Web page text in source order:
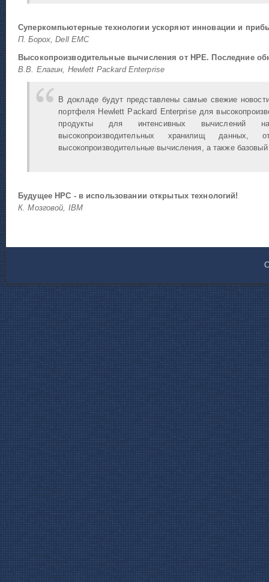
Суперкомпьютерные технологии ускоряют инновации и
П. Борох, Dell EMC
Высокопроизводительные вычисления от НРЕ. Последние
В.В. Елагин, Hewlett Packard Enterprise
В докладе будут представлены самые свежие
портфеля Hewlett Packard Enterprise для
продукты для интенсивных вычислений
высокопроизводительных хранилищ данных,
высокопроизводительные вычисления, а также
Будущее HPC - в использовании открытых технологий!
К. Мозговой, IBM